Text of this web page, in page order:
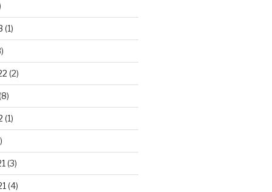
(1)
(2)
(1)
(3)
(4)